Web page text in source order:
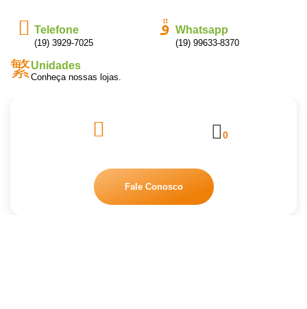
Telefone
(19) 3929-7025
Whatsapp
(19) 99633-8370
Unidades
Conheça nossas lojas.
0
Fale Conosco